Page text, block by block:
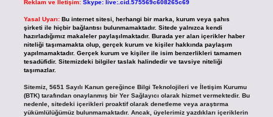
Reklam ve İletişim: Skype: live:.cid.575569c608265c69
Yasal Uyarı: Bu internet sitesi, herhangi bir marka, kurum veya şahıs
şirketi ile hiçbir bağlantısı bulunmamaktadır. Sitede yalnızca kendi
hazırladığımız makaleler paylaşılmaktadır. Burada yer alan içerikler haber
niteliği taşımamakta olup, gerçek kurum ve kişiler hakkında paylaşım
yapılmamaktadır. Gerçek kurum ve kişiler ile isim benzerlikleri tamamen
tesadüfidir. Sitemizdeki bilgiler taslak halindedir ve tavsiye niteliği
taşımazlar.
Sitemiz, 5651 Sayılı Kanun gereğince Bilgi Teknolojileri ve İletişim Kurumu
(BTK) tarafından onaylanmış bir Yer Sağlayıcı olarak hizmet vermektedir. Bu
nedenle, sitedeki içerikleri proaktif olarak denetleme veya araştırma
yükümlülüğümüz bulunmamaktadır. Ancak, üyelerimiz yazdıkları içeriklerin